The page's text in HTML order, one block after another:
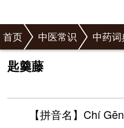
首页 中医常识 中药词
匙羹藤
【拼音名】Chí